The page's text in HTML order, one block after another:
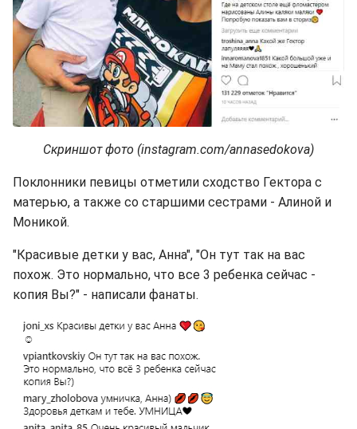
Скриншот фото (instagram.com/annasedokova)
Поклонники певицы отметили сходство Гектора с
матерью, а также со старшими сестрами - Алиной и
Моникой.
"Красивые детки у вас, Анна", "Он тут так на вас
похож. Это нормально, что все 3 ребенка сейчас -
копия Вы?" - написали фанаты.